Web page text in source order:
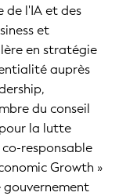
de l'IA et des
et
en stratégie
auprès
du conseil
la lutte
responsable
Growth »
gouvernement